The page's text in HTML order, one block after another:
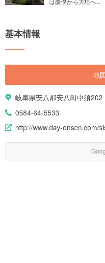
基本情報
地
岐阜県安八郡安八町中須202
0584-64-5533
http://www.day-onsen.com/